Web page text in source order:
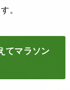
。
てマラソン